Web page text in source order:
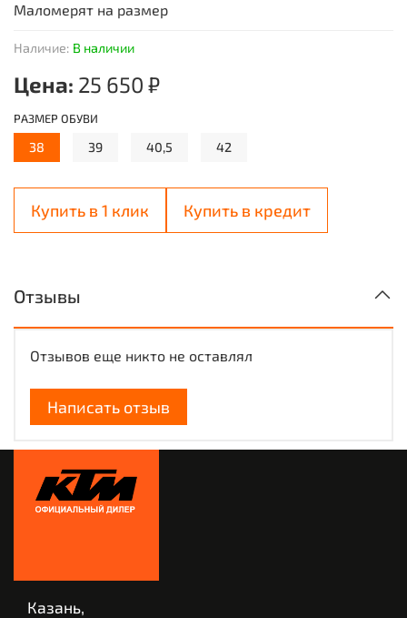
Наличие: В наличии
Цена: 25 650 ₽
Купить в 1 клик Купить в кредит
РАЗМЕР ОБУВИ
38 39 40,5 42
Маломерят на размер
Отзывы
Отзывов еще никто не оставлял
Написать отзыв
Казань,